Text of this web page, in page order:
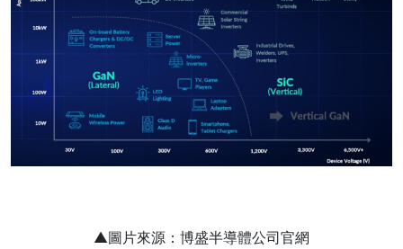
▲圖片來源：博盛半導體公司官網